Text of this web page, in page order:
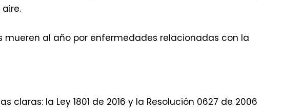
mueren al año por enfermedades relacionadas con la
claras: la Ley 1801 de 2016 y la Resolución 0627 de 2006